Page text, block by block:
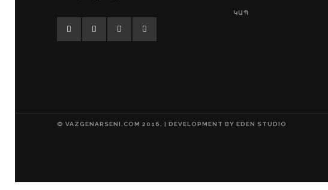
ԿԱՊ
© VAZGENARSENI.COM 2016. | DEVELOPMENT BY EDEN STUDIO